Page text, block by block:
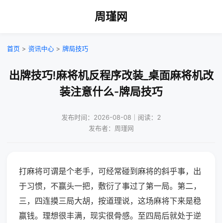
周瑾网
首页 > 资讯中心 > 牌局技巧
出牌技巧!麻将机反程序改装_桌面麻将机改
装注意什么-牌局技巧
发布时间：2026-08-08｜阅读：2
发布者：周瑾网
打麻将可谓是个老手，可经常碰到麻将的斜乎事，出
于习惯，不赢头一把，敷衍了事过了第一局。第二，
三，四连摸三局大胡，按道理说，这场麻将下来是稳
赢钱。理想很丰满，现实很骨感。至四局后就处于逆